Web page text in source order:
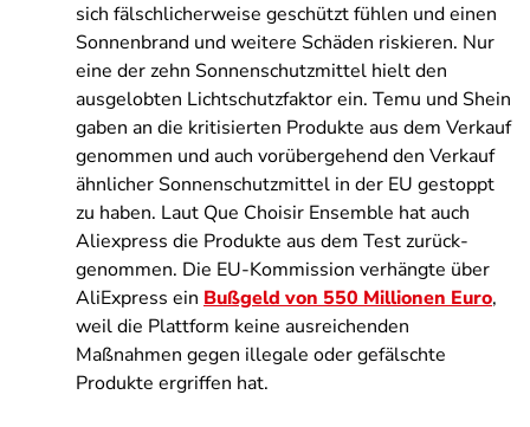
sich fälschlicherweise geschützt fühlen und einen
Sonnenbrand und weitere Schäden riskieren. Nur
eine der zehn Sonnenschutzmittel hielt den
ausgelobten Lichtschutzfaktor ein. Temu und Shein
gaben an die kritisierten Produkte aus dem Verkauf
genommen und auch vorüber­gehend den Verkauf
ähnlicher Sonnen­schutz­mittel in der EU gestoppt
zu haben. Laut Que Choisir Ensemble hat auch
Aliex­press die Produkte aus dem Test zurück­
genommen. Die EU-Kommission verhängte über
AliExpress ein Bußgeld von 550 Millionen Euro,
weil die Plattform keine ausreichenden
Maßnahmen gegen illegale oder gefälschte
Produkte ergriffen hat.